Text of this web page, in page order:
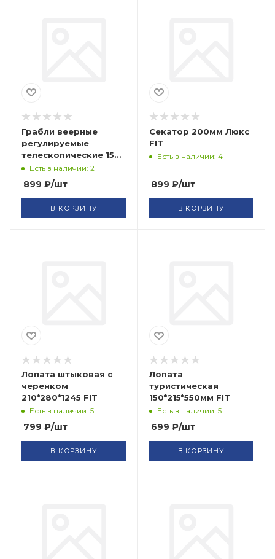
Грабли веерные
регулируемые
телескопические 15
зубьев 180-650 мм
длина 1245-1600 мм
FIT
Есть в наличии: 2
899 ₽/шт
В КОРЗИНУ
Секатор 200мм Люкс
FIT
Есть в наличии: 4
899 ₽/шт
В КОРЗИНУ
Лопата штыковая с
черенком
210*280*1245 FIT
Есть в наличии: 5
799 ₽/шт
В КОРЗИНУ
Лопата
туристическая
150*215*550мм FIT
Есть в наличии: 5
699 ₽/шт
В КОРЗИНУ